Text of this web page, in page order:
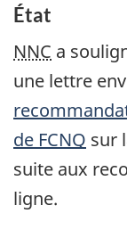
État
NNC a
une lettre
de FCNQ sur
suite aux
ligne.